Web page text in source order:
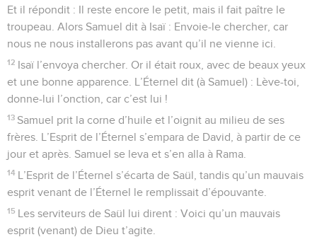
Et il répondit : Il reste encore le petit, mais il fait paître le
troupeau. Alors Samuel dit à Isaï : Envoie-le chercher, car
nous ne nous installerons pas avant qu’il ne vienne ici.
12 Isaï l’envoya chercher. Or il était roux, avec de beaux yeux
et une bonne apparence. L’Éternel dit (à Samuel) : Lève-toi,
donne-lui l’onction, car c’est lui !
13 Samuel prit la corne d’huile et l’oignit au milieu de ses
frères. L’Esprit de l’Éternel s’empara de David, à partir de ce
jour et après. Samuel se leva et s’en alla à Rama.
14 L’Esprit de l’Éternel s’écarta de Saül, tandis qu’un mauvais
esprit venant de l’Éternel le remplissait d’épouvante.
15 Les serviteurs de Saül lui dirent : Voici qu’un mauvais
esprit (venant) de Dieu t’agite.